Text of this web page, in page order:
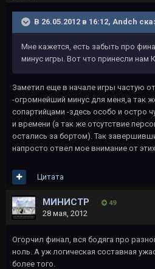
В 26.05.2012 в 16:12, Andch
Мне кажется, есть забыть про
минус игры. Вот что принесли нам
Заметил еще в начале игры частую
-огромнейший минус для меня,а так
сопартийцами -здесь особо и остро
и времени (а так же отсутствие
остались за бортом). Так
напросто отвел мое внимание от
Цитата
МИНИСТР 49
28 мая, 2012
Огорчил финал, вся бодяга про
ноль. А уж логическая составная
более того.